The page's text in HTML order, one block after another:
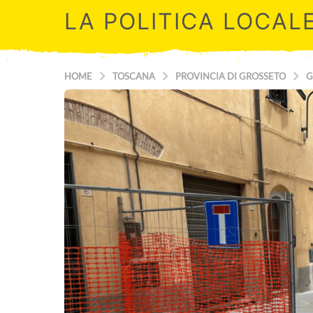
LA POLITICA
HOME TOSCANA PROVINCIA DI GROSSETO